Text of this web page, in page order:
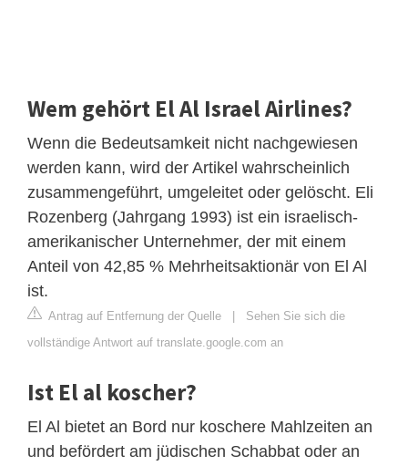
Wem gehört El Al Israel Airlines?
Wenn die Bedeutsamkeit nicht nachgewiesen
werden kann, wird der Artikel wahrscheinlich
zusammengeführt, umgeleitet oder gelöscht. Eli
Rozenberg (Jahrgang 1993) ist ein israelisch-
amerikanischer Unternehmer, der mit einem
Anteil von 42,85 % Mehrheitsaktionär von El Al
ist.
Antrag auf Entfernung der Quelle | Sehen Sie sich die
vollständige Antwort auf translate.google.com an
Ist El al koscher?
El Al bietet an Bord nur koschere Mahlzeiten an
und befördert am jüdischen Schabbat oder an